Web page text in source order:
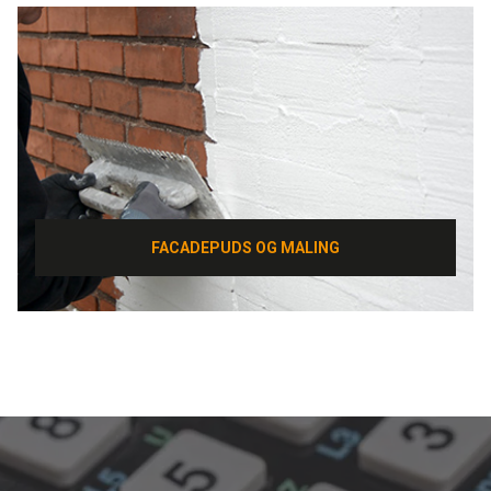
FACADEPUDS OG MALING
FACADEPUDS OG MALING